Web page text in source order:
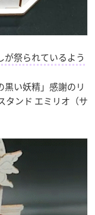
が祭られているよう
い妖精」感謝のリ
タンド エミリオ（サ